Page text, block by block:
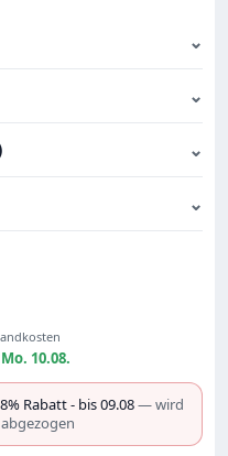
⌄
⌄
⌄
⌄
10.08.
Rabatt - bis 09.08— wird